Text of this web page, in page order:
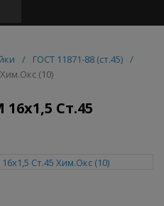
/ ГОСТ 11871-88 (ст.45) /
(10)
Ст.45